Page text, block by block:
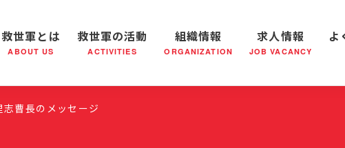
救世軍とは
ABOUT US
が抱えている社会問題 救世軍の成り立ち 軍隊形式について
救世軍の活動
ACTIVITIES
救世軍の活動 社会鍋 社会鍋物語 音楽活動
組織情報
ORGANIZATION
組織概要 全国の小隊(教会)等について
求人情報
JOB VACANCY
よ
志曹長のメッセージ